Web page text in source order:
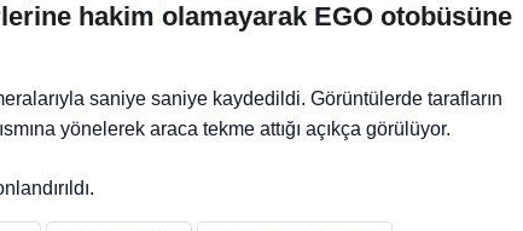
hakim olamayarak EGO otobüsüne
saniye saniye kaydedildi. Görüntülerde tarafların
yönelerek araca tekme attığı açıkça görülüyor.